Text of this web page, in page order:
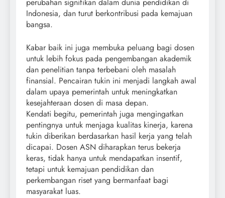
perubahan signifikan dalam dunia pendidikan di
Indonesia, dan turut berkontribusi pada kemajuan
bangsa.
Kabar baik ini juga membuka peluang bagi dosen
untuk lebih fokus pada pengembangan akademik
dan penelitian tanpa terbebani oleh masalah
finansial. Pencairan tukin ini menjadi langkah awal
dalam upaya pemerintah untuk meningkatkan
kesejahteraan dosen di masa depan.
Kendati begitu, pemerintah juga mengingatkan
pentingnya untuk menjaga kualitas kinerja, karena
tukin diberikan berdasarkan hasil kerja yang telah
dicapai. Dosen ASN diharapkan terus bekerja
keras, tidak hanya untuk mendapatkan insentif,
tetapi untuk kemajuan pendidikan dan
perkembangan riset yang bermanfaat bagi
masyarakat luas.